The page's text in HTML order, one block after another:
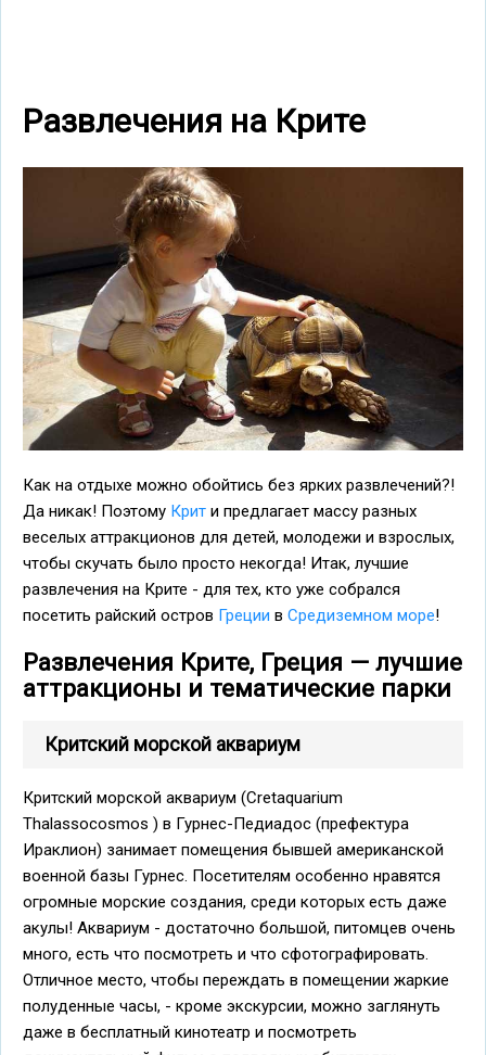
Развлечения на Крите
Как на отдыхе можно обойтись без ярких развлечений?!
Да никак! Поэтому Крит и предлагает массу разных
веселых аттракционов для детей, молодежи и взрослых,
чтобы скучать было просто некогда! Итак, лучшие
развлечения на Крите - для тех, кто уже собрался
посетить райский остров Греции в Средиземном море!
Развлечения Крите, Греция — лучшие
аттракционы и тематические парки
Критский морской аквариум
Критский морской аквариум (Cretaquarium
Thalassocosmos ) в Гурнес-Педиадос (префектура
Ираклион) занимает помещения бывшей американской
военной базы Гурнес. Посетителям особенно нравятся
огромные морские создания, среди которых есть даже
акулы! Аквариум - достаточно большой, питомцев очень
много, есть что посмотреть и что сфотографировать.
Отличное место, чтобы переждать в помещении жаркие
полуденные часы, - кроме экскурсии, можно заглянуть
даже в бесплатный кинотеатр и посмотреть